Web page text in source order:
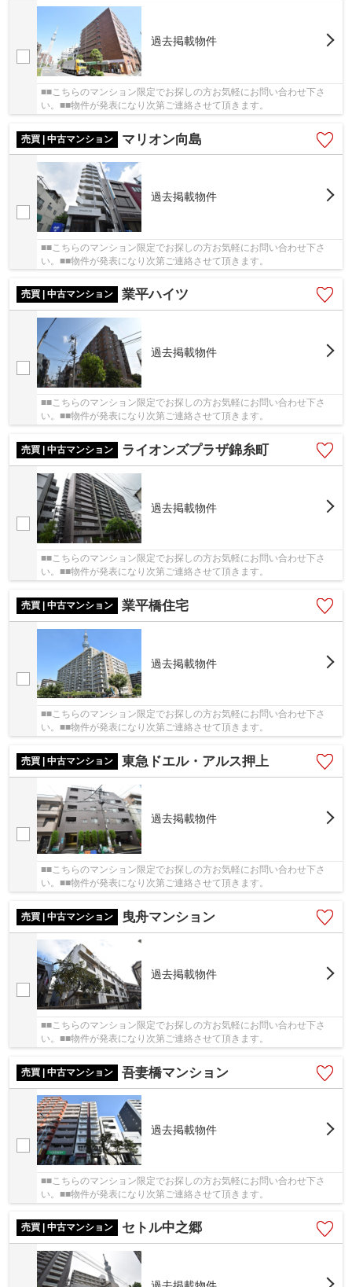
過去掲載物件
■■こちらのマンション限定でお探しの方お気軽にお問い合わせ下さ
い。■■物件が発表になり次第ご連絡させて頂きます。
売買 | 中古マンション マリオン向島
過去掲載物件
■■こちらのマンション限定でお探しの方お気軽にお問い合わせ下さ
い。■■物件が発表になり次第ご連絡させて頂きます。
売買 | 中古マンション 業平ハイツ
過去掲載物件
■■こちらのマンション限定でお探しの方お気軽にお問い合わせ下さ
い。■■物件が発表になり次第ご連絡させて頂きます。
売買 | 中古マンション ライオンズプラザ錦糸町
過去掲載物件
■■こちらのマンション限定でお探しの方お気軽にお問い合わせ下さ
い。■■物件が発表になり次第ご連絡させて頂きます。
売買 | 中古マンション 業平橋住宅
過去掲載物件
■■こちらのマンション限定でお探しの方お気軽にお問い合わせ下さ
い。■■物件が発表になり次第ご連絡させて頂きます。
売買 | 中古マンション 東急ドエル・アルス押上
過去掲載物件
■■こちらのマンション限定でお探しの方お気軽にお問い合わせ下さ
い。■■物件が発表になり次第ご連絡させて頂きます。
売買 | 中古マンション 曳舟マンション
過去掲載物件
■■こちらのマンション限定でお探しの方お気軽にお問い合わせ下さ
い。■■物件が発表になり次第ご連絡させて頂きます。
売買 | 中古マンション 吾妻橋マンション
過去掲載物件
■■こちらのマンション限定でお探しの方お気軽にお問い合わせ下さ
い。■■物件が発表になり次第ご連絡させて頂きます。
売買 | 中古マンション セトル中之郷